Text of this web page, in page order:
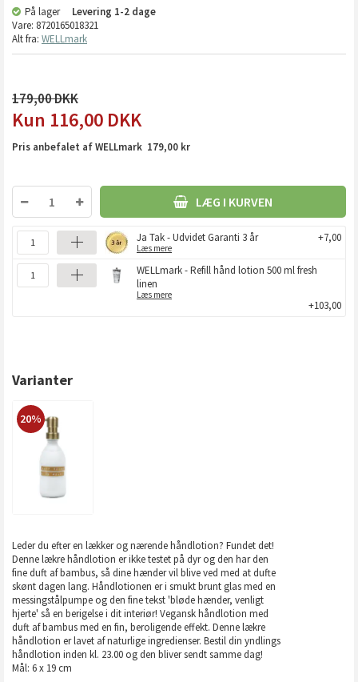
På lager Levering 1-2 dage
Vare: 8720165018321
Alt fra: WELLmark
179,00
116,00 DKK
Pris anbefalet af WELLmark 179,00 kr
LÆG I KURVEN
Ja Tak - Udvidet Garanti 3 år
Læs mere
+7,00
WELLmark - Refill hånd lotion 500 ml fresh
linen
Læs mere
+103,00
Varianter
20%
Leder du efter en lækker og nærende håndlotion? Fundet det!
Denne lækre håndlotion er ikke testet på dyr og den har den
fine duft af bambus, så dine hænder vil blive ved med at dufte
skønt dagen lang. Håndlotionen er i smukt brunt glas med en
messingstålpumpe og den fine tekst 'bløde hænder, venligt
hjerte' så en berigelse i dit interiør! Vegansk håndlotion med
duft af bambus med en fin, beroligende effekt. Denne lækre
håndlotion er lavet af naturlige ingredienser. Bestil din yndlings
håndlotion inden kl. 23.00 og den bliver sendt samme dag!
Mål: 6 x 19 cm